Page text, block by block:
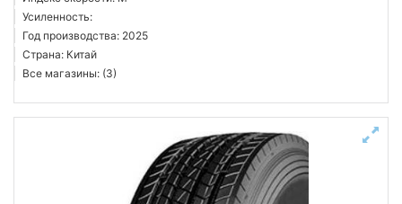
Усиленность:
Год производства: 2025
Страна: Китай
Все магазины: (3)